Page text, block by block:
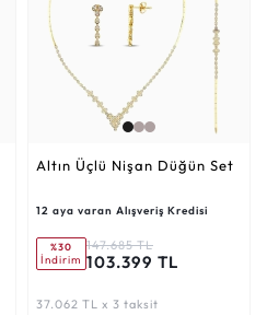
Altın Üçlü Nişan Düğün Set
12 aya varan Alışveriş Kredisi
%30
İndirim
147.685 TL
103.399 TL
37.062 TL x 3 taksit